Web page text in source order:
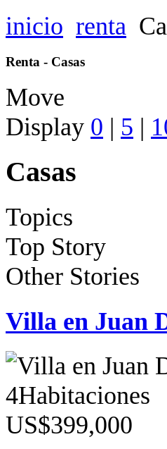
inicio renta
Renta - Casas
Move
Display 0 | 5 |
Casas
Topics
Top Story
Other Stories
Villa en Juan